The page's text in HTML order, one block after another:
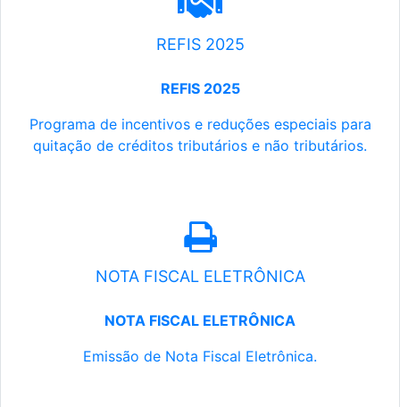
REFIS 2025
REFIS 2025
Programa de incentivos e reduções especiais para
quitação de créditos tributários e não tributários.
NOTA FISCAL ELETRÔNICA
NOTA FISCAL ELETRÔNICA
Emissão de Nota Fiscal Eletrônica.